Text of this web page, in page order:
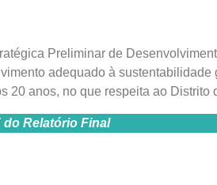
Preliminar de
adequado à
20 anos, no que respeita ao Distrito
do Relatório Final